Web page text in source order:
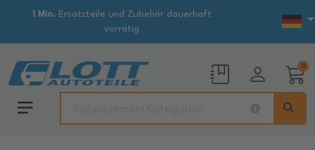
1 Mio.Ersatzteile und Zubehör dauerhaft
vorrätig
0